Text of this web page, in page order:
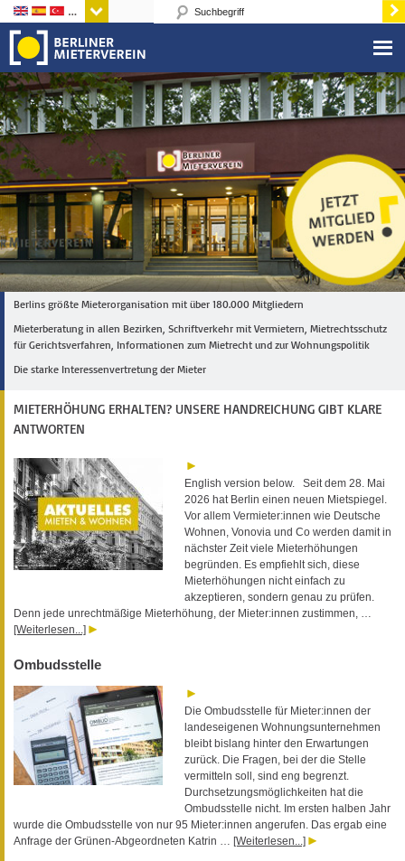
Sprachen
Berlins größte Mieterorganisation mit über 180.000 Mitgliedern
Mieterberatung in allen Bezirken, Schriftverkehr mit Vermietern, Mietrechtsschutz
für Gerichtsverfahren, Informationen zum Mietrecht und zur Wohnungspolitik
Die starke Interessenvertretung der Mieter
MIETERHÖHUNG ERHALTEN? UNSERE HANDREICHUNG GIBT KLARE
ANTWORTEN
English version below. Seit dem 28. Mai
2026 hat Berlin einen neuen Mietspiegel.
Vor allem Vermieter:innen wie Deutsche
Wohnen, Vonovia und Co werden damit in
nächster Zeit viele Mieterhöhungen
begründen. Es empfiehlt sich, diese
Mieterhöhungen nicht einfach zu
akzeptieren, sondern genau zu prüfen.
Denn jede unrechtmäßige Mieterhöhung, der Mieter:innen zustimmen, …
[Weiterlesen...]
Ombudsstelle
Die Ombudsstelle für Mieter:innen der
landeseigenen Wohnungsunternehmen
bleibt bislang hinter den Erwartungen
zurück. Die Fragen, bei der die Stelle
vermitteln soll, sind eng begrenzt.
Durchsetzungsmöglichkeiten hat die
Ombudsstelle nicht. Im ersten halben Jahr
wurde die Ombudsstelle von nur 95 Mieter:innen angerufen. Das ergab eine
Anfrage der Grünen-Abgeordneten Katrin … [Weiterlesen...]